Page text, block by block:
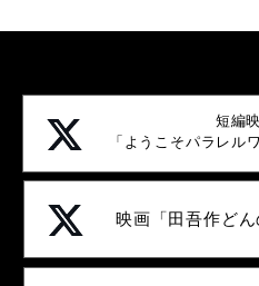
短編
「ようこそパラレル
映画「田吾作ど